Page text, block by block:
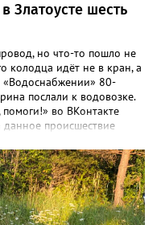
Златоусте шесть
но что-то пошло не
колодца идёт не в кран, а
«Водоснабжении» 80-
послали к водовозке.
во ВКонтакте
происшествие
организации
ул. Островского, 7,
подачи воды в дом
дней пенсионеры без
(стиль, орфография и